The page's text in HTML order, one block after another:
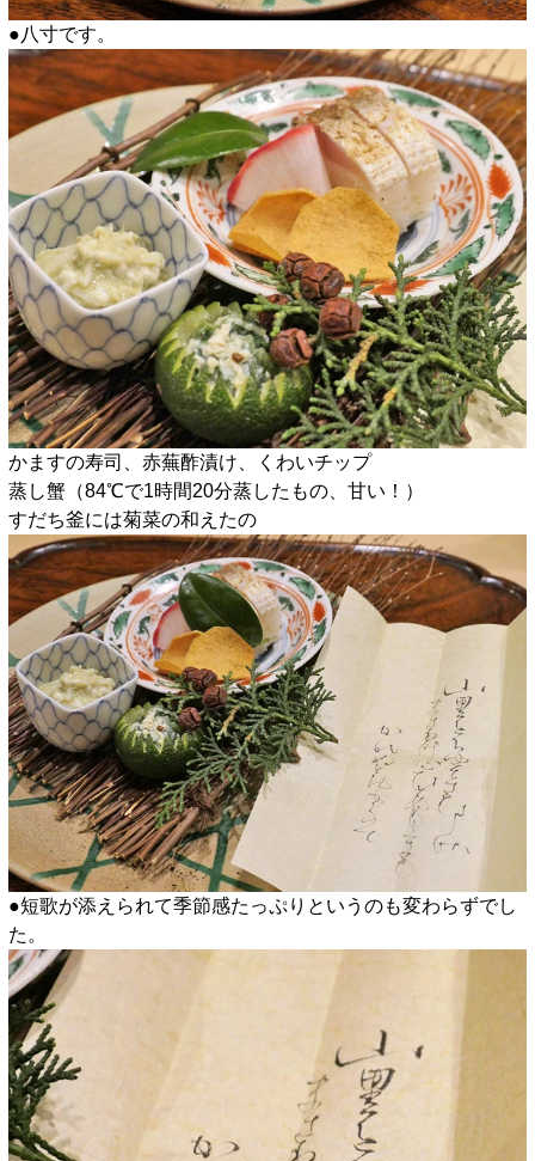
●八寸です。
かますの寿司、赤蕪酢漬け、くわいチップ
蒸し蟹（84℃で1時間20分蒸したもの、甘い！）
すだち釜には菊菜の和えたの
●短歌が添えられて季節感たっぷりというのも変わらずでし
た。